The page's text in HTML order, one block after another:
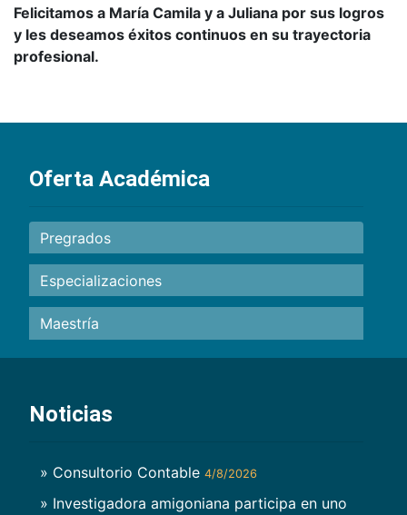
Felicitamos a María Camila y a Juliana por sus logros
y les deseamos éxitos continuos en su trayectoria
profesional.
Oferta Académica
Pregrados
Especializaciones
Maestría
Noticias
» Consultorio Contable 4/8/2026
» Investigadora amigoniana participa en uno